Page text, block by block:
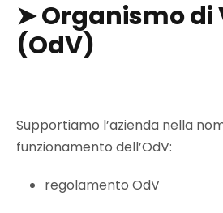
➤Organismo di
(OdV)
Supportiamo l’azienda nella
funzionamento dell’OdV:
regolamento OdV